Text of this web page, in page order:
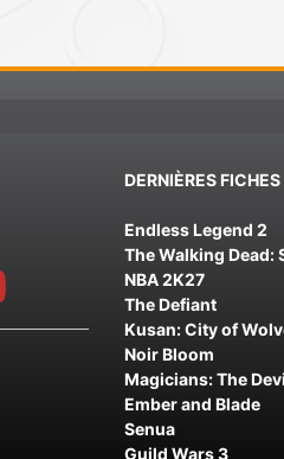
DERNIÈRES
Endless Legend 2
The Walking Dead:
NBA 2K27
The Defiant
Kusan: City of
Noir Bloom
Magicians: The
Ember and Blade
Senua
Guild Wars 3